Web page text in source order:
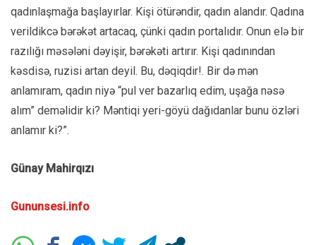
qadınlaşmağa başlayırlar. Kişi ötürəndir, qadın alandır. Qadına
verildikcə bərəkət artacaq, çünki qadın portalıdır. Onun elə bir
razılığı məsələni dəyişir, bərəkəti artırır. Kişi qadınından
kəsdisə, ruzisi artan deyil. Bu, dəqiqdir!. Bir də mən
anlamıram, qadın niyə “pul ver bazarlıq edim, uşağa nəsə
alım” deməlidir ki? Məntiqi yeri-göyü dağıdanlar bunu özləri
anlamır ki?”.
Günay Mahirqızı
Gununsesi.info